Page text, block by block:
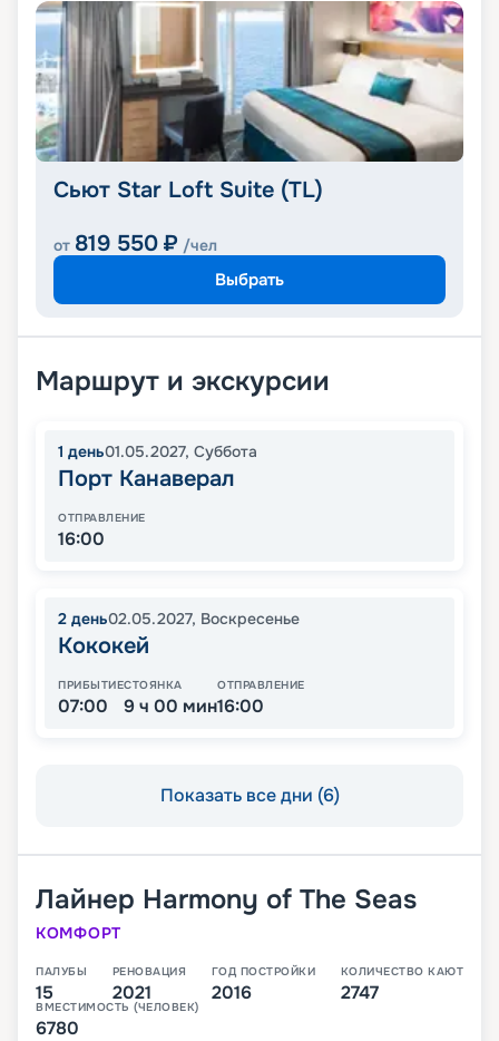
Сьют Star Loft Suite (TL)
от 819 550 ₽ /чел
Выбрать
Маршрут и экскурсии
1 день01.05.2027, Суббота
Порт Канаверал
ОТПРАВЛЕНИЕ
16:00
2 день02.05.2027, Воскресенье
Кококей
ПРИБЫТИЕ
07:00
СТОЯНКА
9 ч 00 мин
ОТПРАВЛЕНИЕ
16:00
Показать все дни (6)
Лайнер Harmony of The Seas
КОМФОРТ
ПАЛУБЫ
15
РЕНОВАЦИЯ
2021
ГОД ПОСТРОЙКИ
2016
КОЛИЧЕСТВО КАЮТ
2747
ВМЕСТИМОСТЬ (ЧЕЛОВЕК)
6780